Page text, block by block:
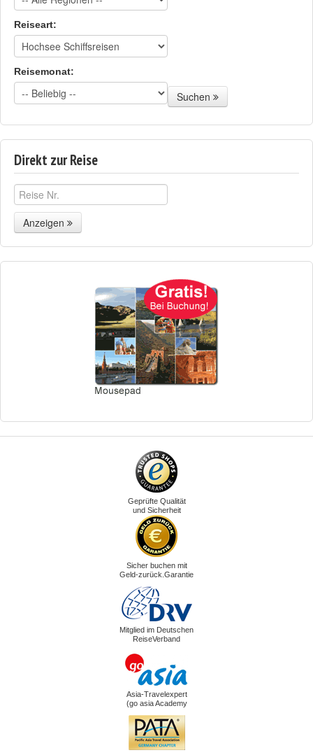
Reiseart:
Reisemonat:
Suchen
Direkt zur Reise
Anzeigen
Geprüfte Qualität
und Sicherheit
Sicher buchen mit
Geld-zurück.Garantie
Mitglied im Deutschen
ReiseVerband
Asia-Travelexpert
(go asia Academy